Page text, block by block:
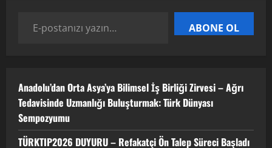
ABONE OL
Anadolu’dan Orta Asya’ya Bilimsel İş Birliği Zirvesi – Ağrı
Tedavisinde Uzmanlığı Buluşturmak: Türk Dünyası
Sempozyumu
TÜRKTIP2026 DUYURU – Refakatçi Ön Talep Süreci Başladı